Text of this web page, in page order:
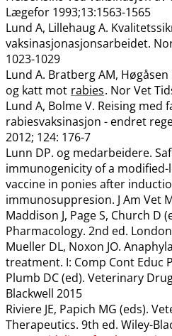
Lægefor 1993;13:1563-1565
Lund A, Lillehaug A.
vaksinasjonasjonsarbeidet.
1023-1029
Lund A. Bratberg AM,
og katt mot rabies. Nor Vet
Lund A, Bolme V. Reising med
rabiesvaksinasjon - endret
2012; 124: 176-7
Lunn DP. og medarbeidere.
immunogenicity of a
vaccine in ponies after
immunosuppresion. J Am Vet
Maddison J, Page S, Church D
Pharmacology. 2nd ed.
Mueller DL, Noxon JO.
treatment. I: Comp Cont Educ
Plumb DC (ed). Veterinary
Blackwell 2015
Riviere JE, Papich MG (eds).
Therapeutics. 9th ed. Wiley-